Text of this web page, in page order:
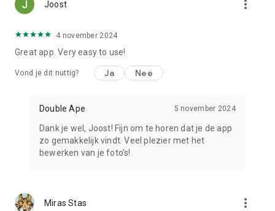
Joost more_vert
4 november 2024
Great app. Very easy to use!
Vond je dit nuttig? Ja Nee
Double Ape 5 november 2024
Dank je wel, Joost! Fijn om te horen dat je de app
zo gemakkelijk vindt. Veel plezier met het
bewerken van je foto’s!
Miras Stas more_vert